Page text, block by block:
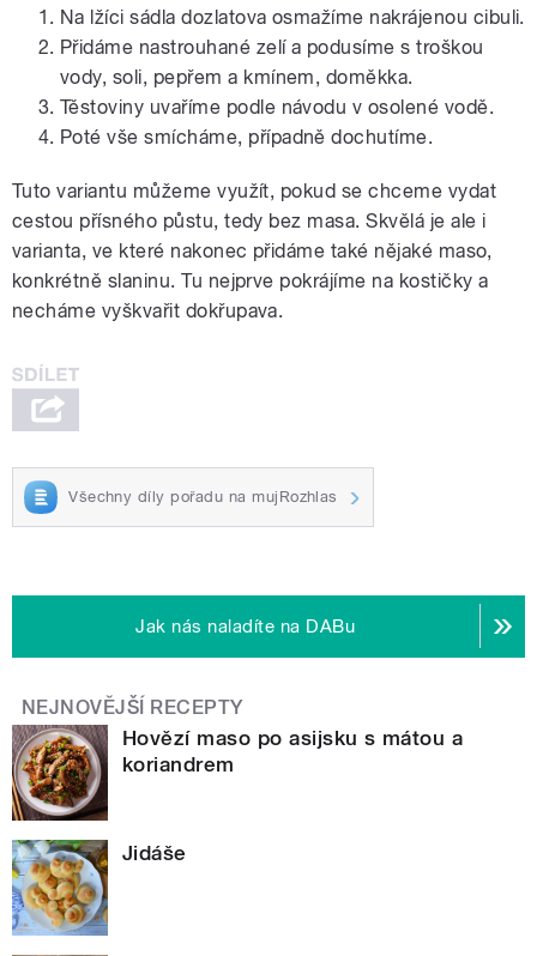
Na lžíci sádla dozlatova osmažíme nakrájenou cibuli.
Přidáme nastrouhané zelí a podusíme s troškou
vody, soli, pepřem a kmínem, doměkka.
Těstoviny uvaříme podle návodu v osolené vodě.
Poté vše smícháme, případně dochutíme.
Tuto variantu můžeme využít, pokud se chceme vydat
cestou přísného půstu, tedy bez masa. Skvělá je ale i
varianta, ve které nakonec přidáme také nějaké maso,
konkrétně slaninu. Tu nejprve pokrájíme na kostičky a
necháme vyškvařit dokřupava.
Všechny díly pořadu na mujRozhlas
Jak nás naladíte na DABu
NEJNOVĚJŠÍ RECEPTY
Hovězí maso po asijsku s mátou a
koriandrem
Jidáše